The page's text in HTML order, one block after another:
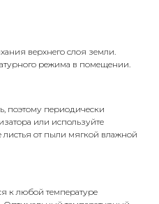
верхнего слоя земли.
режима в помещении.
поэтому периодически
или используйте
листья от пыли мягкой влажной
к любой температуре